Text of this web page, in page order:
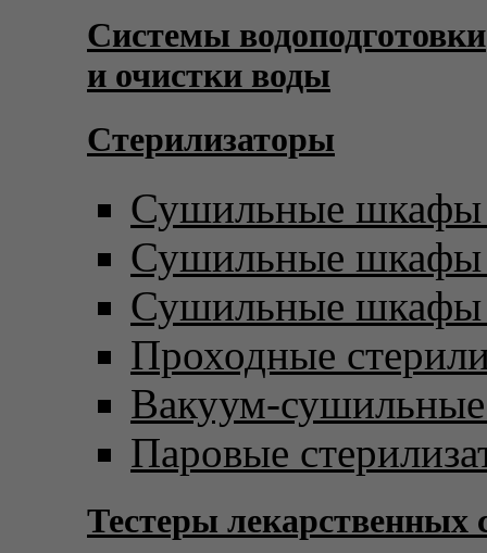
Системы водоподготовки
и очистки воды
Стерилизаторы
Сушильные шкафы
Сушильные шкафы
Сушильные шкафы
Проходные
Вакуум-
Паровые
Тестеры лекарственных